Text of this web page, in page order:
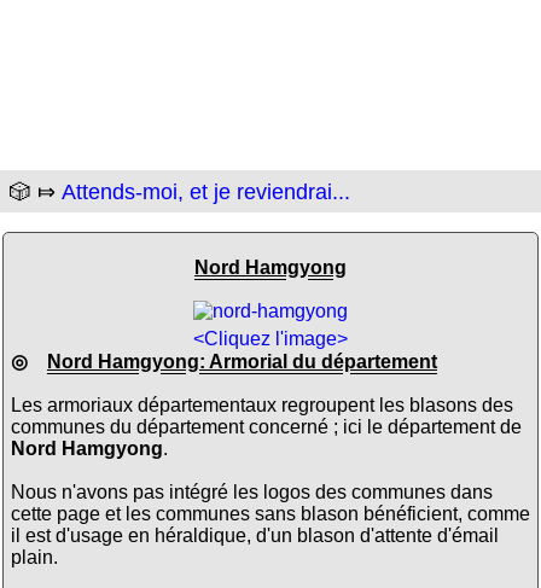
🎲 ⤇ Attends-moi, et je reviendrai...
Nord Hamgyong
<Cliquez l'image>
◎
Nord Hamgyong: Armorial du département
Les armoriaux départementaux regroupent les blasons des
communes du département concerné ; ici le département de
Nord Hamgyong.
Nous n'avons pas intégré les logos des communes dans
cette page et les communes sans blason bénéficient, comme
il est d'usage en héraldique, d'un blason d'attente d'émail
plain.